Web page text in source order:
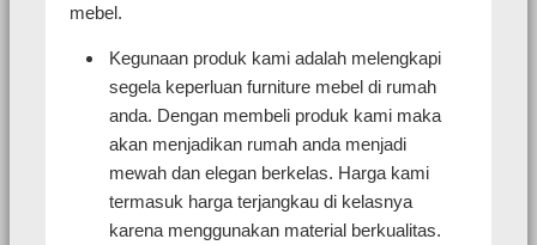
mebel.
Kegunaan produk kami adalah melengkapi
segela keperluan furniture mebel di rumah
anda. Dengan membeli produk kami maka
akan menjadikan rumah anda menjadi
mewah dan elegan berkelas. Harga kami
termasuk harga terjangkau di kelasnya
karena menggunakan material berkualitas.